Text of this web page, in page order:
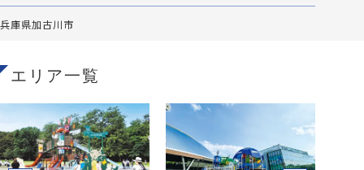
兵庫県加古川市
エリア一覧